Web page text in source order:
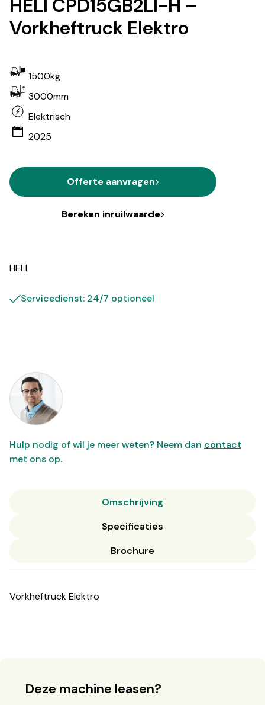
HELI CPD15GB2LI-H –
Vorkheftruck Elektro
1500kg
3000mm
Elektrisch
2025
Offerte aanvragen
Bereken inruilwaarde
HELI
Servicedienst: 24/7 optioneel
Hulp nodig of wil je meer weten? Neem dan contact
met ons op.
Omschrijving
Specificaties
Brochure
Vorkheftruck Elektro
Deze machine leasen?